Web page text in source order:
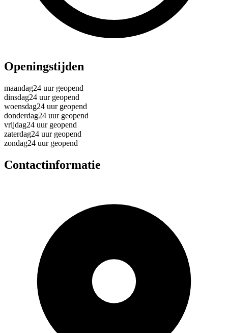
Openingstijden
maandag24 uur geopend
dinsdag24 uur geopend
woensdag24 uur geopend
donderdag24 uur geopend
vrijdag24 uur geopend
zaterdag24 uur geopend
zondag24 uur geopend
Contactinformatie